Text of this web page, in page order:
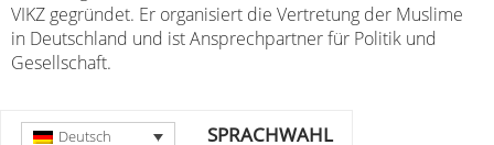
VIKZ gegründet. Er organisiert die Vertretung der Muslime
in Deutschland und ist Ansprechpartner für Politik und
Gesellschaft.
SPRACHWAHL
Deutsch